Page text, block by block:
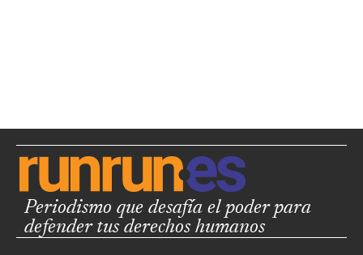
Periodismo que desafía el poder para
defender tus derechos humanos